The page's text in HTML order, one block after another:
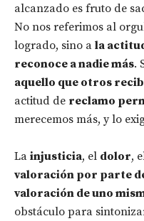
alcanzado es fruto de
No nos referimos al
logrado, sino a la
reconoce a nadie más.
aquello que otros
actitud de reclamo
merecemos más, y lo
La injusticia, el dolor,
valoración por parte
valoración de uno
obstáculo para